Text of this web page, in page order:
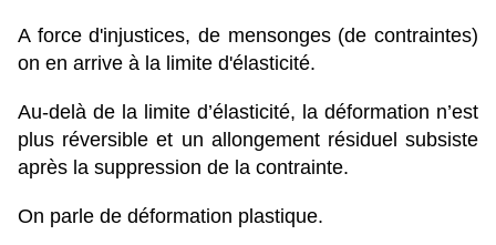
A force d'injustices, de mensonges (de contraintes)
on en arrive à la limite d'élasticité.
Au-delà de la limite d’élasticité, la déformation n’est
plus réversible et un allongement résiduel subsiste
après la suppression de la contrainte.
On parle de déformation plastique.